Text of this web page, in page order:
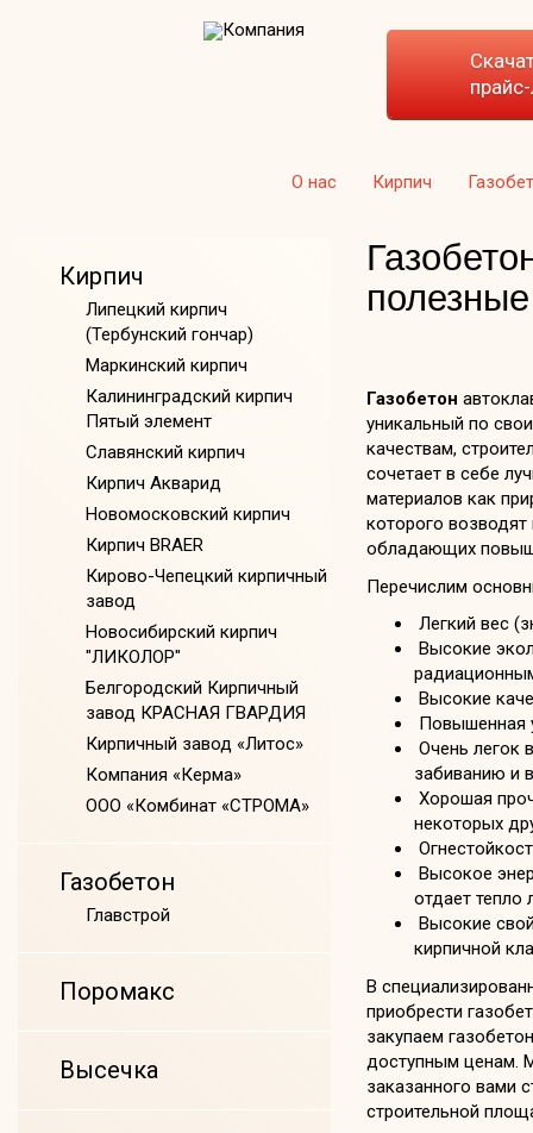
О нас Кирпич
Газобетон
уникальный по
качествам,
сочетает в себе
материалов как
которого
обладающих
Перечислим
Легкий вес
Высокие
Высокие
Повышенная
Очень легок
забиванию и
Хорошая
некоторых
Высокое
отдает тепло
Высокие
кирпичной
В
приобрести
закупаем
доступным ценам.
заказанного вами
строительной
Кирпич
Липецкий кирпич
(Тербунский гончар)
Маркинский кирпич
Калининградский кирпич
Пятый элемент
Славянский кирпич
Кирпич Акварид
Новомосковский кирпич
Кирпич BRAER
Кирово-Чепецкий кирпичный
завод
Новосибирский кирпич
"ЛИКОЛОР"
Белгородский Кирпичный
завод КРАСНАЯ ГВАРДИЯ
Кирпичный завод «Литос»
Компания «Керма»
ООО «Комбинат «СТРОМА»
Газобетон
Главстрой
Поромакс
Высечка